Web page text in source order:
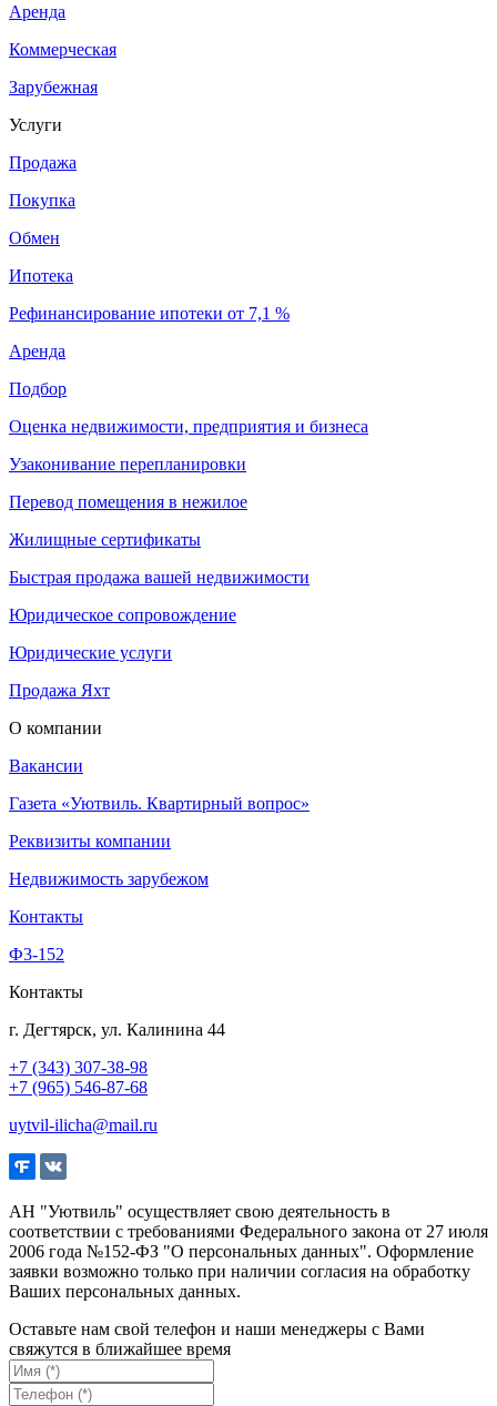
Аренда
Коммерческая
Зарубежная
Услуги
Продажа
Покупка
Обмен
Ипотека
Рефинансирование ипотеки от 7,1 %
Аренда
Подбор
Оценка недвижимости, предприятия и бизнеса
Узаконивание перепланировки
Перевод помещения в нежилое
Жилищные сертификаты
Быстрая продажа вашей недвижимости
Юридическое сопровождение
Юридические услуги
Продажа Яхт
О компании
Вакансии
Газета «Уютвиль. Квартирный вопрос»
Реквизиты компании
Недвижимость зарубежом
Контакты
Ф3-152
Контакты
г. Дегтярск, ул. Калинина 44
+7 (343) 307-38-98
+7 (965) 546-87-68
uytvil-ilicha@mail.ru
АН "Уютвиль" осуществляет свою деятельность в
соответствии с требованиями Федерального закона от 27 июля
2006 года №152-ФЗ "О персональных данных". Оформление
заявки возможно только при наличии согласия на обработку
Ваших персональных данных.
Оставьте нам свой телефон и наши менеджеры с Вами
свяжутся в ближайшее время